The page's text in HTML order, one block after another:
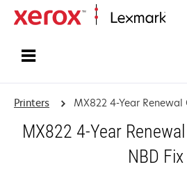
Printers MX822 4-Year Renewal
MX822 4-Year
NBD Fix